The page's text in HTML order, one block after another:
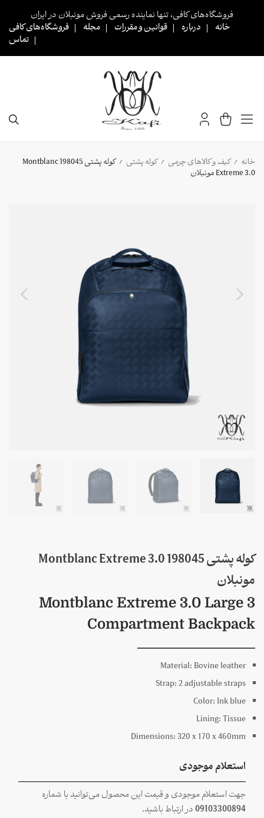
فروشگاه‌های کافی، تنها نماینده رسمی فروش مونبلان در ایران
خانه
درباره قوانین و مقررات مجله
فروشگاه‌های کافی
تماس
خانه / کیف و کالاهای چرمی / کوله پشتی /
کوله پشتی 198045 Montblanc
Extreme 3.0 مونبلان
کوله پشتی 198045 Montblanc Extreme 3.0
مونبلان
Montblanc Extreme 3.0 Large 3
Compartment Backpack
Material: Bovine leather
Strap:2 adjustable straps
Color: Ink blue
Lining:Tissue
Dimensions:320 x170 x460mm
استعلام موجودی
جهت استعلام موجودی و قیمت این محصول می‌توانید با شماره
09103300894در ارتباط باشید.